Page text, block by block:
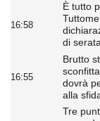
16:58
È tutto
di
16:55
Brutto
dovrà
alla
Tre